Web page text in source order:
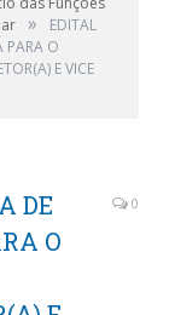
»
EDITAL
PARA O
E VICE
DE
O
0